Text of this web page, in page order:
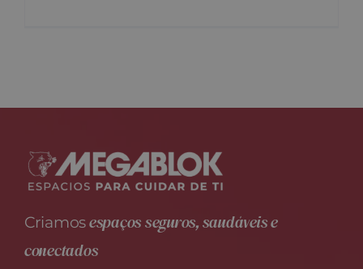
Criamosespaços seguros, saudáveis e
conectados